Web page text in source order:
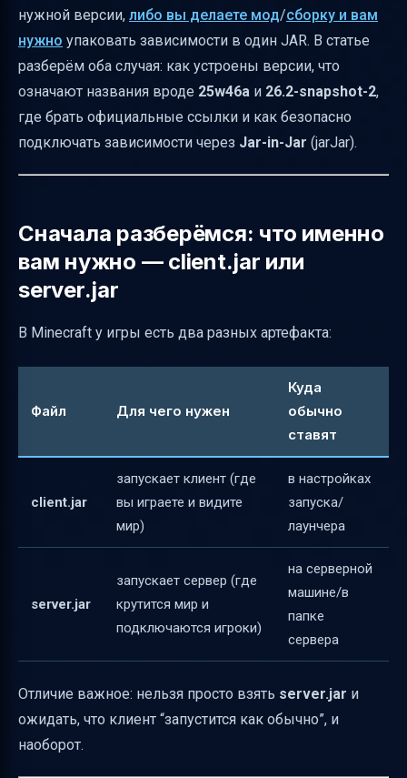
понять названия
Есть ли связь между номерами версий и
датами выпуска
Стабильные и предварительные: какие
различия между jar-файлами
файлов Minecraft
Как безопасно скачивать файлы Minecraft
Переходим к модам: что такое Jar-in-Jar и
как включить jarJar
Как добавить зависимости для включения
в JAR-файл мода
для включения (pin)
Как включить зависимости времени
выполнения в JAR
Рекомендации по фильтрам зависимостей
при fromRuntimeConfiguration
Почему некоторые хотят публиковать Jar-
что такое “World In a Jar”
нужной версии, либо вы делаете мод/сборку и вам
нужно упаковать зависимости в один JAR. В статье
разберём оба случая: как устроены версии, что
означают названия вроде 25w46a и 26.2-snapshot-2,
где брать официальные ссылки и как безопасно
подключать зависимости через Jar-in-Jar (jarJar).
Сначала разберёмся: что именно
вам нужно — client.jar или
server.jar
В Minecraft у игры есть два разных артефакта:
Файл Для чего нужен
Куда
обычно
ставят
client.jar
запускает клиент (где
вы играете и видите
мир)
в настройках
запуска/
лаунчера
server.jar
запускает сервер (где
крутится мир и
подключаются игроки)
на серверной
машине/в
папке
сервера
Отличие важное: нельзя просто взять server.jar и
ожидать, что клиент “запустится как обычно”, и
наоборот.